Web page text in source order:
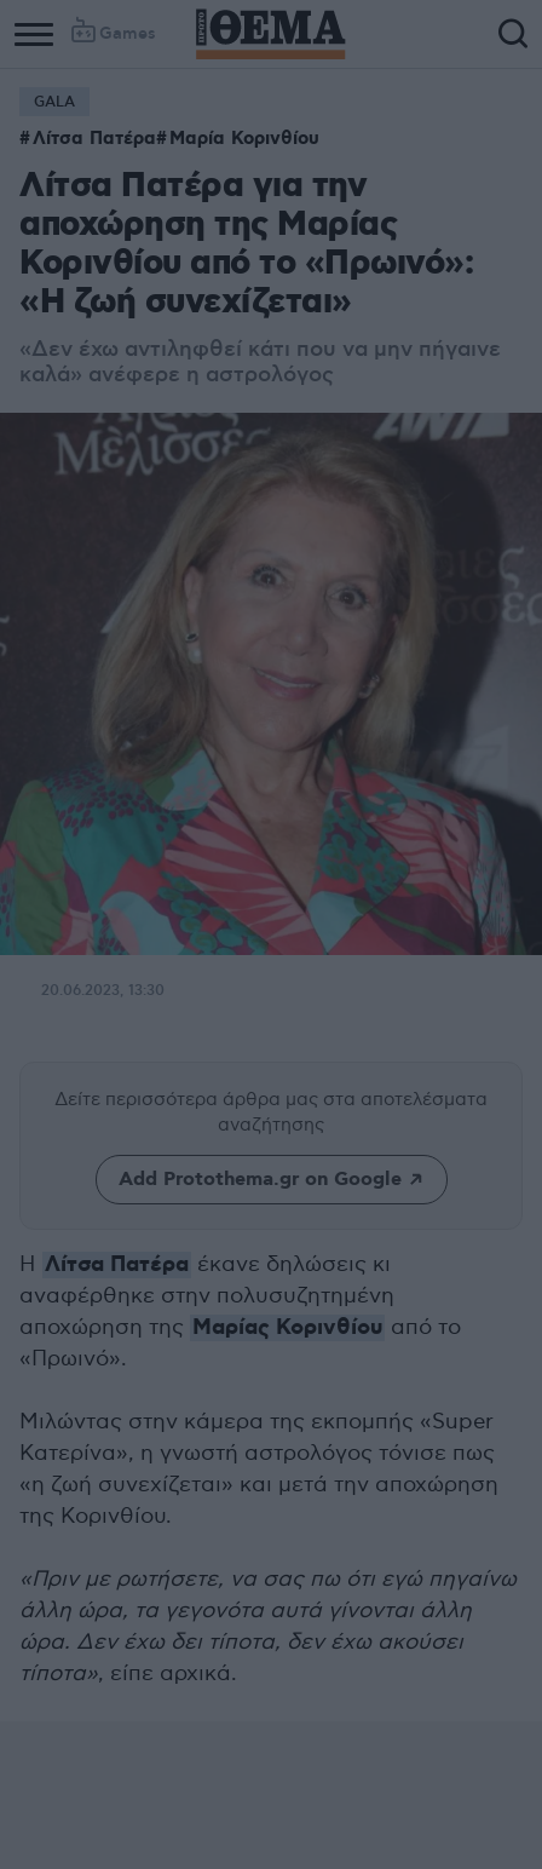
Games
GALA
Λίτσα Πατέρα Μαρία Κορινθίου
Λίτσα Πατέρα για την
αποχώρηση της Μαρίας
Κορινθίου από το «Πρωινό»:
«Η ζωή συνεχίζεται»
«Δεν έχω αντιληφθεί κάτι που να μην πήγαινε
καλά» ανέφερε η αστρολόγος
20.06.2023, 13:30
Δείτε περισσότερα άρθρα μας στα αποτελέσματα
αναζήτησης
Add Protothema.gr on Google
Η Λίτσα Πατέρα έκανε δηλώσεις κι
αναφέρθηκε στην πολυσυζητημένη
αποχώρηση της Μαρίας Κορινθίου από το
«Πρωινό».
Μιλώντας στην κάμερα της εκπομπής «Super
Κατερίνα», η γνωστή αστρολόγος τόνισε πως
«η ζωή συνεχίζεται» και μετά την αποχώρηση
της Κορινθίου.
«Πριν με ρωτήσετε, να σας πω ότι εγώ πηγαίνω
άλλη ώρα, τα γεγονότα αυτά γίνονται άλλη
ώρα. Δεν έχω δει τίποτα, δεν έχω ακούσει
τίποτα», είπε αρχικά.